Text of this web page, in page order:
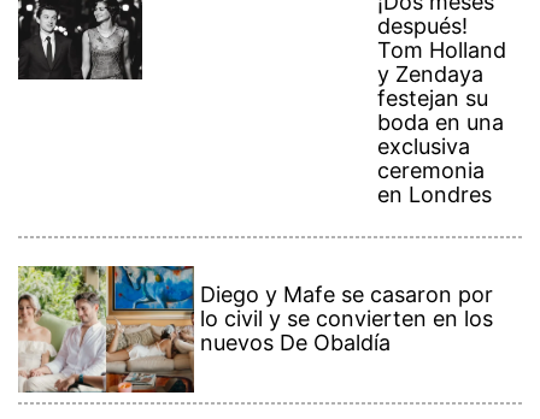
después!
Tom Holland
y Zendaya
festejan su
boda en una
exclusiva
ceremonia
en Londres
Diego y Mafe se casaron por
lo civil y se convierten en los
nuevos De Obaldía